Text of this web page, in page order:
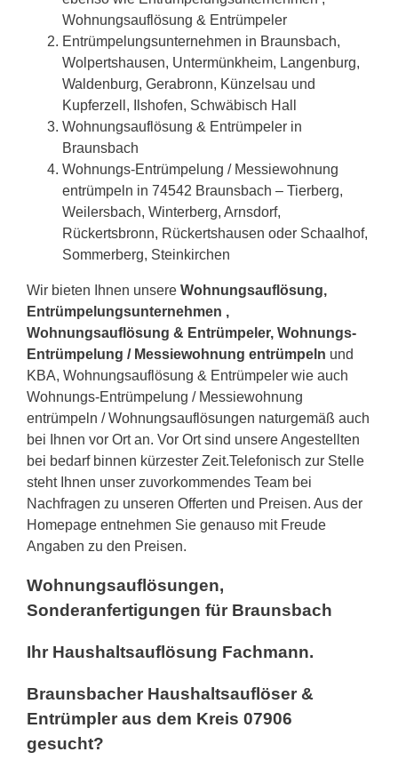
Wohnungsauflösung & Entrümpeler
Entrümpelungsunternehmen in Braunsbach,
Wolpertshausen, Untermünkheim, Langenburg,
Waldenburg, Gerabronn, Künzelsau und
Kupferzell, Ilshofen, Schwäbisch Hall
Wohnungsauflösung & Entrümpeler in
Braunsbach
Wohnungs-Entrümpelung / Messiewohnung
entrümpeln in 74542 Braunsbach – Tierberg,
Weilersbach, Winterberg, Arnsdorf,
Rückertsbronn, Rückertshausen oder Schaalhof,
Sommerberg, Steinkirchen
Wir bieten Ihnen unsere Wohnungsauflösung,
Entrümpelungsunternehmen ,
Wohnungsauflösung & Entrümpeler, Wohnungs-
Entrümpelung / Messiewohnung entrümpeln und
KBA, Wohnungsauflösung & Entrümpeler wie auch
Wohnungs-Entrümpelung / Messiewohnung
entrümpeln / Wohnungsauflösungen naturgemäß auch
bei Ihnen vor Ort an. Vor Ort sind unsere Angestellten
bei bedarf binnen kürzester Zeit.Telefonisch zur Stelle
steht Ihnen unser zuvorkommendes Team bei
Nachfragen zu unseren Offerten und Preisen. Aus der
Homepage entnehmen Sie genauso mit Freude
Angaben zu den Preisen.
Wohnungsauflösungen,
Sonderanfertigungen für Braunsbach
Ihr Haushaltsauflösung Fachmann.
Braunsbacher Haushaltsauflöser &
Entrümpler aus dem Kreis 07906
gesucht?